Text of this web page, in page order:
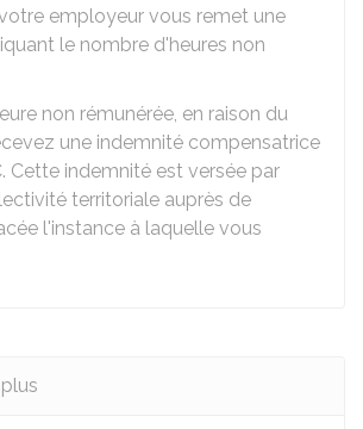
employeur vous remet une
le nombre d'heures non
non rémunérée, en raison du
une indemnité compensatrice
. Cette indemnité est versée par
territoriale auprès de
l'instance à laquelle vous